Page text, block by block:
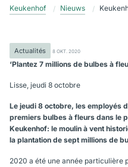
Keukenhof Nieuws
Actualités 8 OKT. 2020
‘Plantez 7 millions de bulbes à
Lisse, jeudi 8 octobre
Le jeudi 8 octobre, les employés
premiers bulbes à fleurs dans le
Keukenhof: le moulin à vent
la plantation de sept millions de
2020 a été une année particulière